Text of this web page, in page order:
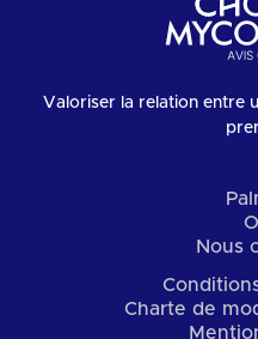
Valoriser la relation entre
Nous
Charte de